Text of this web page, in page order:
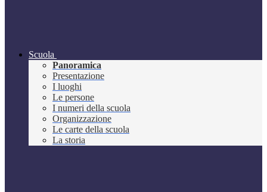
Scuola
Panoramica
Presentazione
I luoghi
Le persone
I numeri della scuola
Organizzazione
Le carte della scuola
La storia